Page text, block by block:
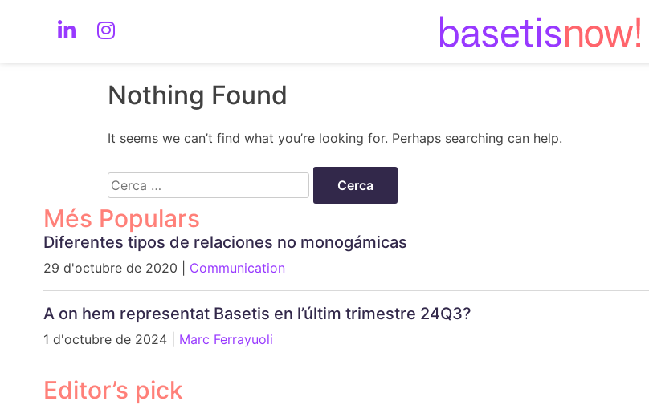
to
content
Nothing Found
It seems we can’t find what you’re looking for. Perhaps searching can help.
Cerca:
Més Populars
Diferentes tipos de relaciones no monogámicas
29 d'octubre de 2020 | Communication
A on hem representat Basetis en l’últim trimestre 24Q3?
1 d'octubre de 2024 | Marc Ferrayuoli
Editor’s pick